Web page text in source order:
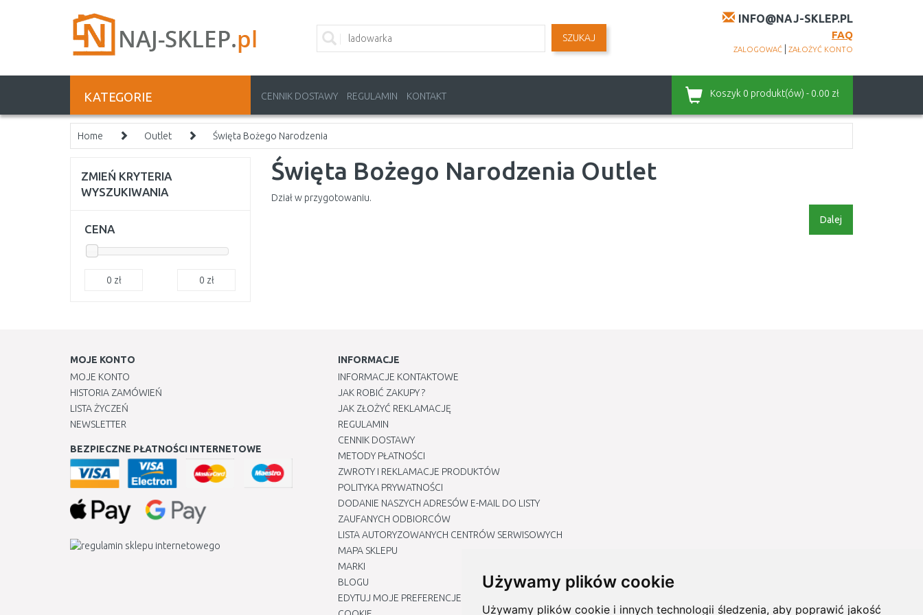
Używamy plików cookie
Używamy plików cookie i innych technologii śledzenia, aby poprawić jakość
INFO@NAJ-SKLEP.PL
FAQ
ZALOGOWAĆ ZAŁOŻYĆ KONTO
SZUKAJ
KATEGORIE CENNIK DOSTAWY REGULAMIN KONTAKT Koszyk 0 produkt(ów) - 0.00 zł
Home Outlet Święta Bożego Narodzenia
Święta Bożego Narodzenia Outlet
Dział w przygotowaniu.
Dalej
ZMIEŃ KRYTERIA
WYSZUKIWANIA
CENA
0 zł 0 zł
MOJE KONTO
MOJE KONTO
HISTORIA ZAMÓWIEŃ
LISTA ŻYCZEŃ
NEWSLETTER
BEZPIECZNE PŁATNOŚCI INTERNETOWE
INFORMACJE
INFORMACJE KONTAKTOWE
JAK ROBIĆ ZAKUPY ?
JAK ZŁOŻYĆ REKLAMACJĘ
REGULAMIN
CENNIK DOSTAWY
METODY PŁATNOŚCI
ZWROTY I REKLAMACJE PRODUKTÓW
POLITYKA PRYWATNOŚCI
DODANIE NASZYCH ADRESÓW E-MAIL DO LISTY
ZAUFANYCH ODBIORCÓW
LISTA AUTORYZOWANYCH CENTRÓW SERWISOWYCH
MAPA SKLEPU
MARKI
BLOGU
EDYTUJ MOJE PREFERENCJE DOTYCZĄCE PLIKÓW